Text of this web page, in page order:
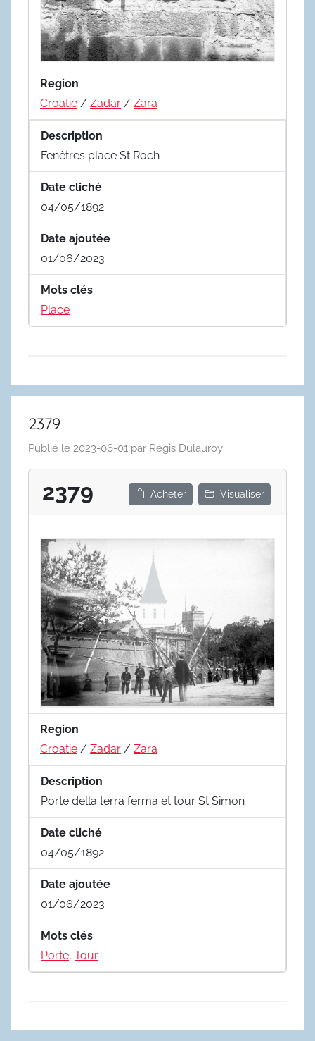
Region
Croatie / Zadar / Zara
Description
Fenêtres place St Roch
Date cliché
04/05/1892
Date ajoutée
01/06/2023
Mots clés
Place
2379
Publié le 2023-06-01 par Régis Dulauroy
2379 Acheter Visualiser
Region
Croatie / Zadar / Zara
Description
Porte della terra ferma et tour St Simon
Date cliché
04/05/1892
Date ajoutée
01/06/2023
Mots clés
Porte, Tour